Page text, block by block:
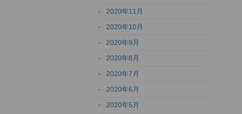
2020年11月
2020年10月
2020年9月
2020年8月
2020年7月
2020年6月
2020年5月